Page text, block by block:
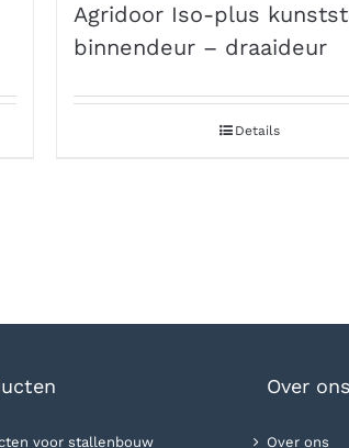
Agridoor Iso-plus
binnendeur – draaideur
Details
voor stallenbouw
Over ons
Over ons